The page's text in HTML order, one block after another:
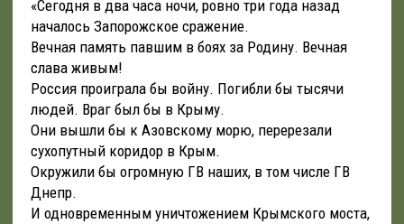
«Сегодня в два часа ночи, ровно три года назад
началось Запорожское сражение.
Вечная память павшим в боях за Родину. Вечная
слава живым!
Россия проиграла бы войну. Погибли бы тысячи
людей. Враг был бы в Крыму.
Они вышли бы к Азовскому морю, перерезали
сухопутный коридор в Крым.
Окружили бы огромную ГВ наших, в том числе ГВ
Днепр.
И одновременным уничтожением Крымского моста,